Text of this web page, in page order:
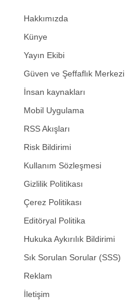
Hakkımızda
Künye
Yayın Ekibi
Güven ve Şeffaflık Merkezi
İnsan kaynakları
Mobil Uygulama
RSS Akışları
Risk Bildirimi
Kullanım Sözleşmesi
Gizlilik Politikası
Çerez Politikası
Editöryal Politika
Hukuka Aykırılık Bildirimi
Sık Sorulan Sorular (SSS)
Reklam
İletişim